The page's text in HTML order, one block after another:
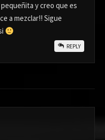
REPLY
y creo que es
a mezclar!! Sigue